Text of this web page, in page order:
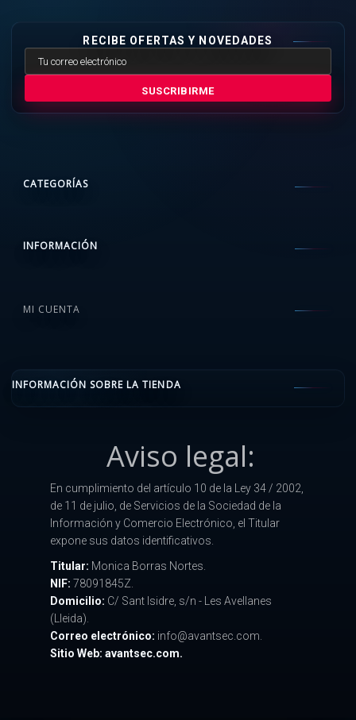
RECIBE OFERTAS Y NOVEDADES
SUSCRIBIRME
CATEGORÍAS
INFORMACIÓN
MI CUENTA
INFORMACIÓN SOBRE LA TIENDA
Aviso legal:
En cumplimiento del artículo 10 de la Ley 34 / 2002,
de 11 de julio, de Servicios de la Sociedad de la
Información y Comercio Electrónico, el Titular
expone sus datos identificativos.
Titular: Monica Borras Nortes.
NIF: 78091845Z.
Domicilio: C/ Sant Isidre, s/n - Les Avellanes
(Lleida).
Correo electrónico: info@avantsec.com.
Sitio Web: avantsec.com.